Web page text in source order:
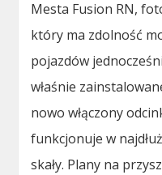
Mesta Fusion RN,
który ma zdolność
pojazdów
właśnie
nowo włączony
funkcjonuje w
skały. Plany na